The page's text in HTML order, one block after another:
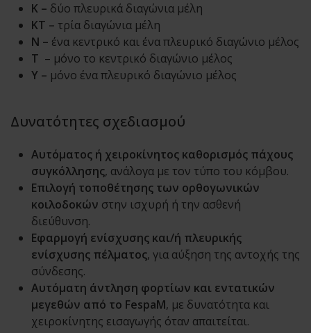
Κ – δύο πλευρικά διαγώνια μέλη
ΚΤ – τρία διαγώνια μέλη
Ν – ένα κεντρικό και ένα πλευρικό διαγώνιο μέλος
Τ – μόνο το κεντρικό διαγώνιο μέλος
Υ – μόνο ένα πλευρικό διαγώνιο μέλος
Δυνατότητες σχεδιασμού
Αυτόματος ή χειροκίνητος καθορισμός πάχους
συγκόλλησης, ανάλογα με τον τύπο του κόμβου.
Επιλογή τοποθέτησης των ορθογωνικών
κοιλοδοκών στην ισχυρή ή την ασθενή
διεύθυνση.
Εφαρμογή ενίσχυσης και/ή πλευρικής
ενίσχυσης πέλματος, για αύξηση της αντοχής της
σύνδεσης.
Αυτόματη άντληση φορτίων και εντατικών
μεγεθών από το FespaM, με δυνατότητα και
χειροκίνητης εισαγωγής όταν απαιτείται.